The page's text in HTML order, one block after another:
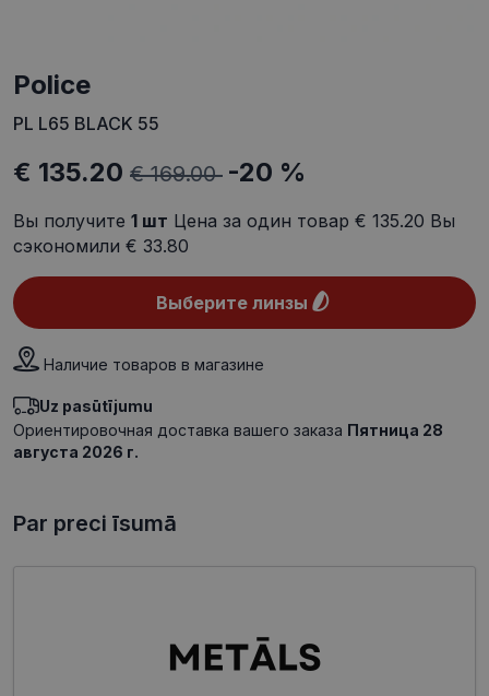
Police
PL L65 BLACK 55
€ 135.20 € 169.00 -20 %
Вы получите 1 шт Цена за один товар € 135.20 Вы
сэкономили € 33.80
Выберите линзы
Наличие товаров в магазине
Uz pasūtījumu
Ориентировочная доставка вашего заказа Пятница 28
августа 2026 г.
Par preci īsumā